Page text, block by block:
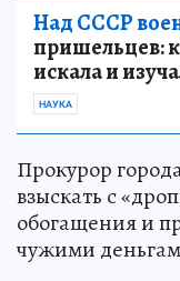
Над СССР
пришельцев:
искала и
НАУКА
Прокурор
взыскать с
обогащения и
чужими